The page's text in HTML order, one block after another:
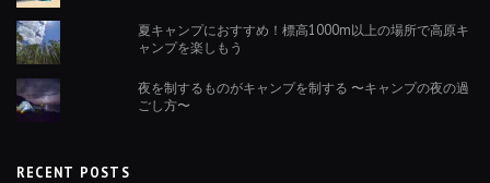
夏キャンプにおすすめ！標高1000m以上の場所で高原キ
ャンプを楽しもう
夜を制するものがキャンプを制する 〜キャンプの夜の過
ごし方〜
RECENT POSTS